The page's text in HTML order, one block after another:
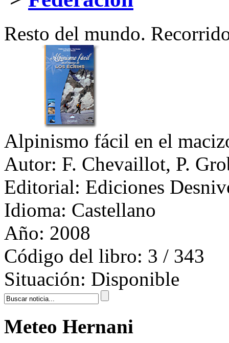
Resto del mundo.
Alpinismo fácil en el
Autor: F. Chevaillot, P.
Editorial: Ediciones
Idioma: Castellano
Año: 2008
Código del libro: 3 / 343
Situación: Disponible
Meteo Hernani